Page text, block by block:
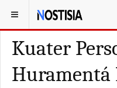
YOU ARE HERE: BONAIRE
Kuater
Huramentá